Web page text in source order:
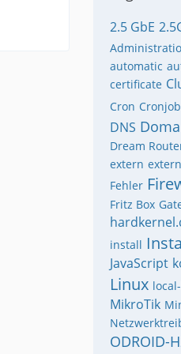
2.5 GbE
automatic
certificate
Cron Cronjob
DNS
Dream
extern
Fehler
Fritz Box
install
JavaScript
Linux
MikroTik
ODROID-